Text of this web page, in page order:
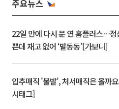
주요뉴스
22일 만에 다시 문 연 홈플러스…정
쁜데 재고 없어 ‘발동동’[가보니]
입추매직 '불발', 처서매직은 올까
시태그]